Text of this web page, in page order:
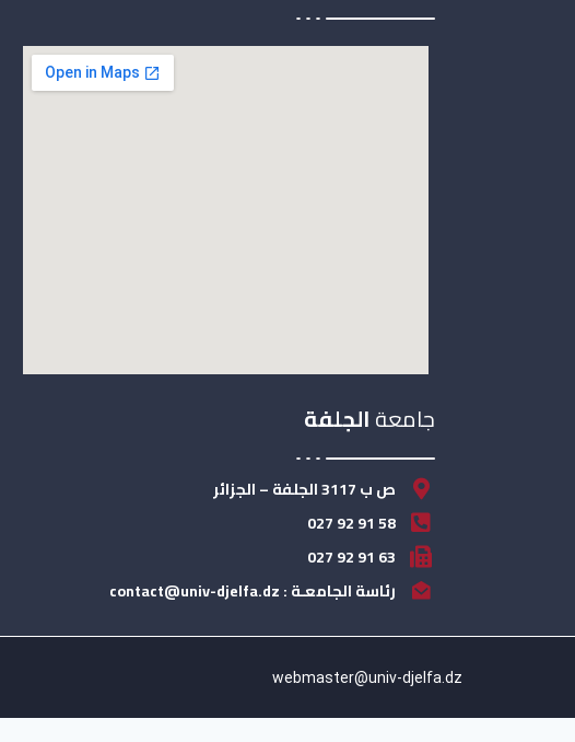
جامعةالجلفة
ص ب 3117 الجلفة – الجزائر
58 91 92 027
63 91 92 027
رئاسة الجامعـة : contact@univ-djelfa.dz
webmaster@univ-djelfa.dz